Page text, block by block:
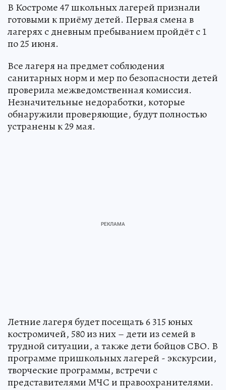
В Костроме 47 школьных лагерей признали
готовыми к приёму детей. Первая смена в
лагерях с дневным пребыванием пройдёт с 1
по 25 июня.
Все лагеря на предмет соблюдения
санитарных норм и мер по безопасности детей
проверила межведомственная комиссия.
Незначительные недоработки, которые
обнаружили проверяющие, будут полностью
устранены к 29 мая.
Летние лагеря будет посещать 6 315 юных
костромичей, 580 из них – дети из семей в
трудной ситуации, а также дети бойцов СВО. В
программе пришкольных лагерей - экскурсии,
творческие программы, встречи с
представителями МЧС и правоохранителями.